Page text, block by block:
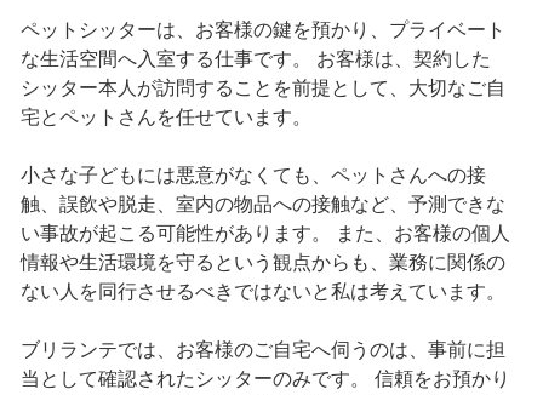
ペットシッターは、お客様の鍵を預かり、プライベート
な生活空間へ入室する仕事です。 お客様は、契約した
シッター本人が訪問することを前提として、大切なご自
宅とペットさんを任せています。
小さな子どもには悪意がなくても、ペットさんへの接
触、誤飲や脱走、室内の物品への接触など、予測できな
い事故が起こる可能性があります。 また、お客様の個人
情報や生活環境を守るという観点からも、業務に関係の
ない人を同行させるべきではないと私は考えています。
ブリランテでは、お客様のご自宅へ伺うのは、事前に担
当として確認されたシッターのみです。 信頼をお預かり